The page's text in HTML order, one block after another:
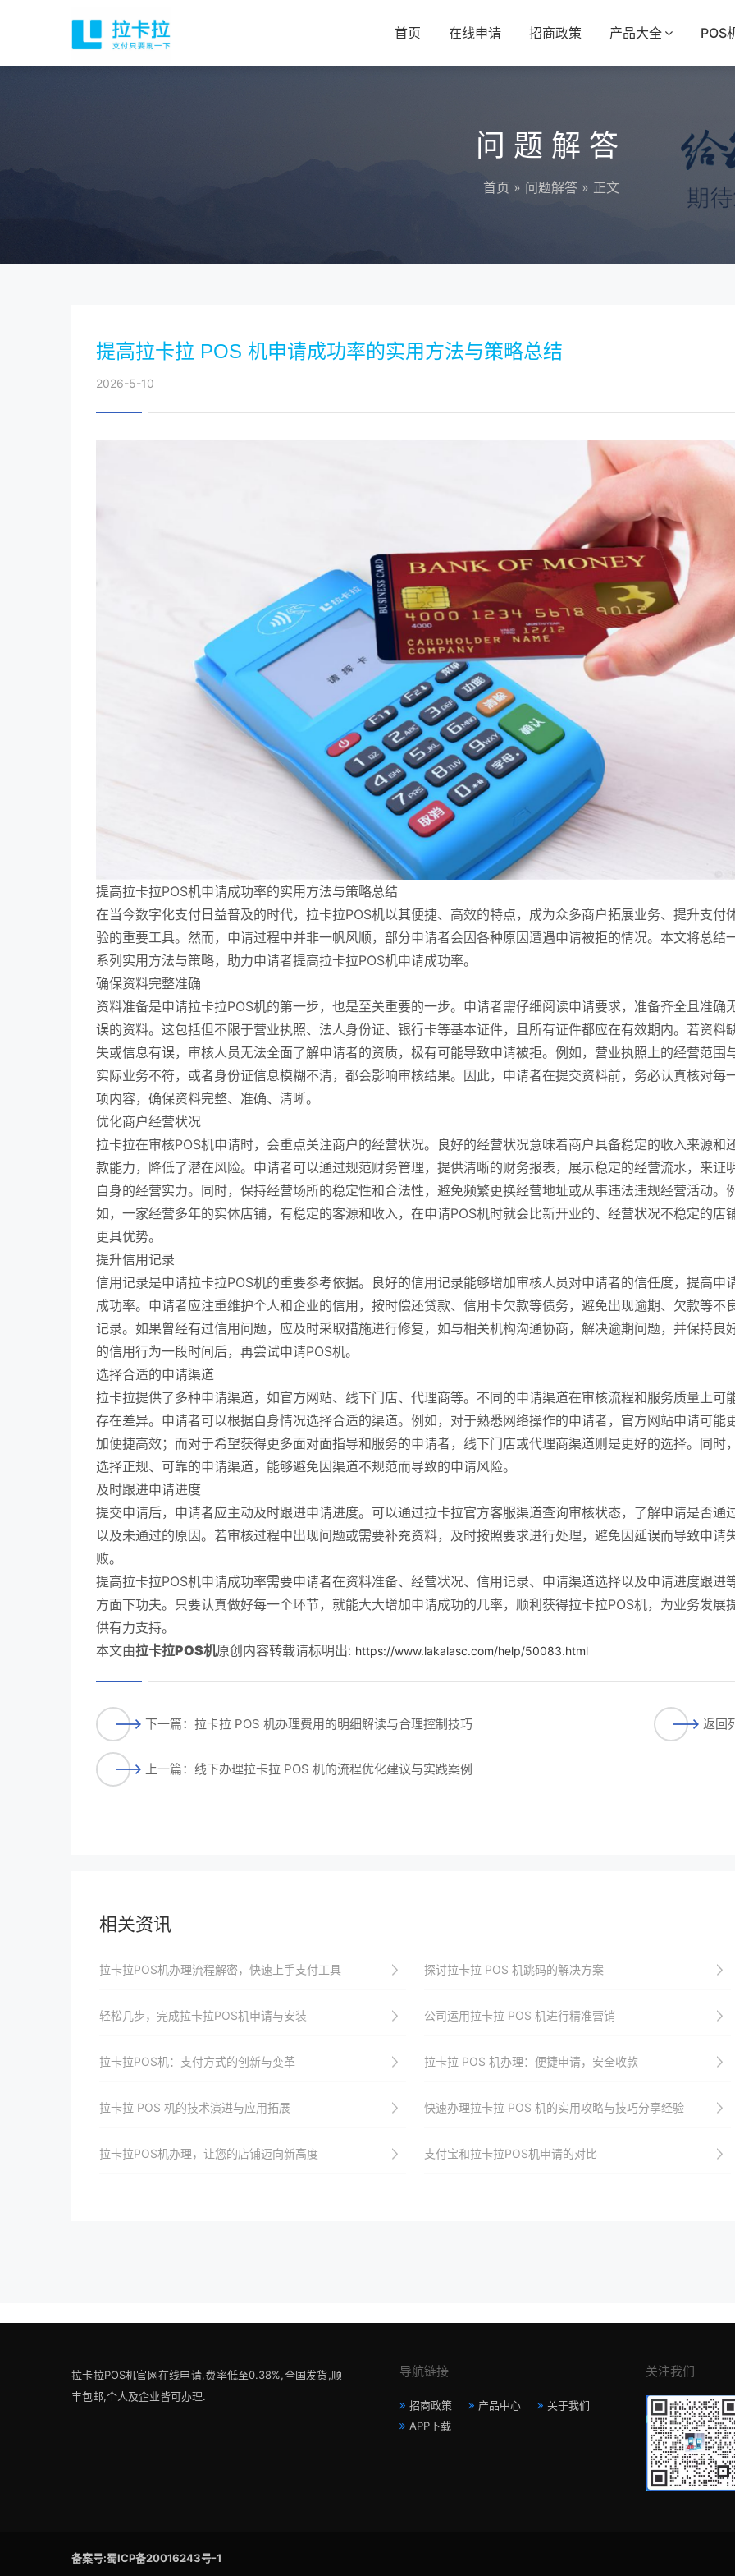
首页 在线申请 招商政策 产品大全 POS
问题解答
首页 » 问题解答 » 正文
提高拉卡拉 POS 机申请成功率的实用方法与策略总结
2026-5-10
提高拉卡拉POS机申请成功率的实用方法与策略总结
在当今数字化支付日益普及的时代，拉卡拉POS机以其便捷、高效的特点，成为众多商户拓展业务、提升支付
验的重要工具。然而，申请过程中并非一帆风顺，部分申请者会因各种原因遭遇申请被拒的情况。本文将总结
系列实用方法与策略，助力申请者提高拉卡拉POS机申请成功率。
确保资料完整准确
资料准备是申请拉卡拉POS机的第一步，也是至关重要的一步。申请者需仔细阅读申请要求，准备齐全且准确
误的资料。这包括但不限于营业执照、法人身份证、银行卡等基本证件，且所有证件都应在有效期内。若资料
失或信息有误，审核人员无法全面了解申请者的资质，极有可能导致申请被拒。例如，营业执照上的经营范围
实际业务不符，或者身份证信息模糊不清，都会影响审核结果。因此，申请者在提交资料前，务必认真核对每
项内容，确保资料完整、准确、清晰。
优化商户经营状况
拉卡拉在审核POS机申请时，会重点关注商户的经营状况。良好的经营状况意味着商户具备稳定的收入来源和
款能力，降低了潜在风险。申请者可以通过规范财务管理，提供清晰的财务报表，展示稳定的经营流水，来证
自身的经营实力。同时，保持经营场所的稳定性和合法性，避免频繁更换经营地址或从事违法违规经营活动。例
如，一家经营多年的实体店铺，有稳定的客源和收入，在申请POS机时就会比新开业的、经营状况不稳定的店
更具优势。
提升信用记录
信用记录是申请拉卡拉POS机的重要参考依据。良好的信用记录能够增加审核人员对申请者的信任度，提高申
成功率。申请者应注重维护个人和企业的信用，按时偿还贷款、信用卡欠款等债务，避免出现逾期、欠款等不
记录。如果曾经有过信用问题，应及时采取措施进行修复，如与相关机构沟通协商，解决逾期问题，并保持良
的信用行为一段时间后，再尝试申请POS机。
选择合适的申请渠道
拉卡拉提供了多种申请渠道，如官方网站、线下门店、代理商等。不同的申请渠道在审核流程和服务质量上可
存在差异。申请者可以根据自身情况选择合适的渠道。例如，对于熟悉网络操作的申请者，官方网站申请可能
加便捷高效；而对于希望获得更多面对面指导和服务的申请者，线下门店或代理商渠道则是更好的选择。同时，
选择正规、可靠的申请渠道，能够避免因渠道不规范而导致的申请风险。
及时跟进申请进度
提交申请后，申请者应主动及时跟进申请进度。可以通过拉卡拉官方客服渠道查询审核状态，了解申请是否通
以及未通过的原因。若审核过程中出现问题或需要补充资料，及时按照要求进行处理，避免因延误而导致申请
败。
提高拉卡拉POS机申请成功率需要申请者在资料准备、经营状况、信用记录、申请渠道选择以及申请进度跟进
方面下功夫。只要认真做好每一个环节，就能大大增加申请成功的几率，顺利获得拉卡拉POS机，为业务发展
供有力支持。
本文由拉卡拉POS机原创内容转载请标明出: https://www.lakalasc.com/help/50083.html
下一篇：拉卡拉 POS 机办理费用的明细解读与合理控制技巧
上一篇：线下办理拉卡拉 POS 机的流程优化建议与实践案例
返回
相关资讯
拉卡拉POS机办理流程解密，快速上手支付工具 探讨拉卡拉 POS 机跳码的解决方案
轻松几步，完成拉卡拉POS机申请与安装 公司运用拉卡拉 POS 机进行精准营销
拉卡拉POS机：支付方式的创新与变革 拉卡拉 POS 机办理：便捷申请，安全收款
拉卡拉 POS 机的技术演进与应用拓展 快速办理拉卡拉 POS 机的实用攻略与技巧分享经验
拉卡拉POS机办理，让您的店铺迈向新高度 支付宝和拉卡拉POS机申请的对比
拉卡拉POS机官网在线申请,费率低至0.38%,全国发货,顺
丰包邮,个人及企业皆可办理.
导航链接
招商政策 产品中心
关于我们
APP下载
关注我们
备案号:蜀ICP备20016243号-1